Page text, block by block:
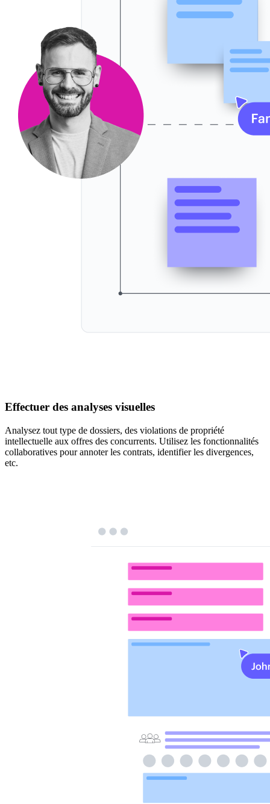
Effectuer des analyses visuelles
Analysez tout type de dossiers, des violations de propriété
intellectuelle aux offres des concurrents. Utilisez les fonctionnalités
collaboratives pour annoter les contrats, identifier les divergences,
etc.